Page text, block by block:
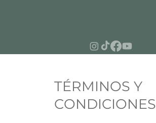
TÉRMINOS Y
CONDICIONES